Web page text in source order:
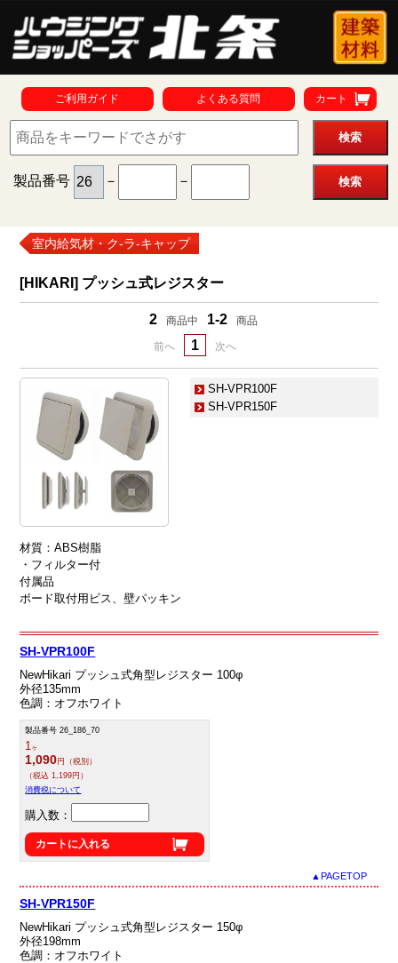
ご利用ガイド よくある質問 カート
製品番号 － －
室内給気材・ク-ラ-キャップ
[HIKARI] プッシュ式レジスター
2 商品中 1-2 商品
前へ 1 次へ
SH-VPR100F
SH-VPR150F
材質：ABS樹脂
・フィルター付
付属品
ボード取付用ビス、壁パッキン
SH-VPR100F
NewHikari プッシュ式角型レジスター 100φ
外径135mm
色調：オフホワイト
製品番号 26_186_70
1 ヶ
1,090円（税別）
（税込 1,199円）
消費税について
購入数：
カートに入れる
▲PAGETOP
SH-VPR150F
NewHikari プッシュ式角型レジスター 150φ
外径198mm
色調：オフホワイト